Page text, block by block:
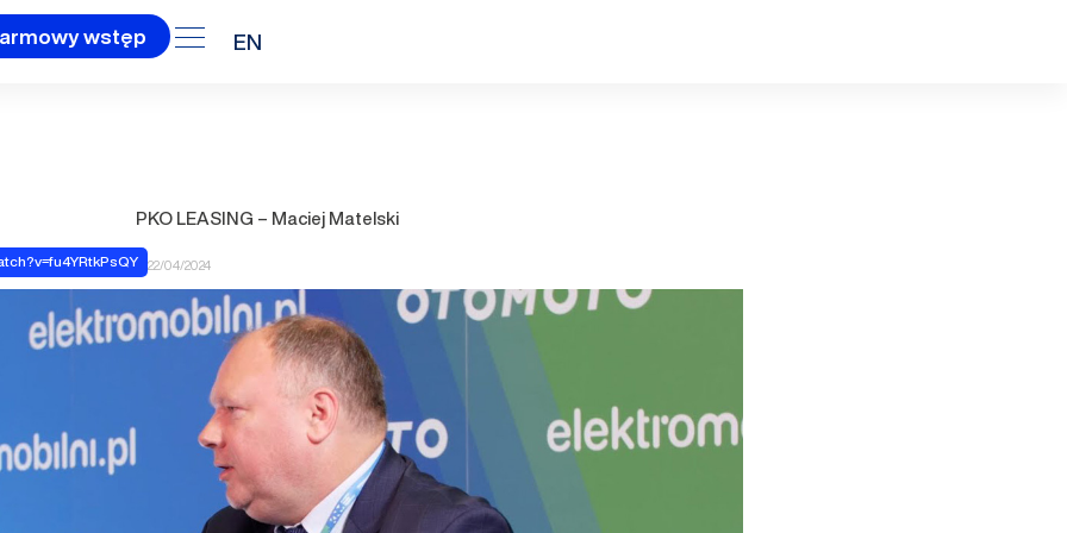
wstęp EN
PKO LEASING – Maciej Matelski
22/04/2024